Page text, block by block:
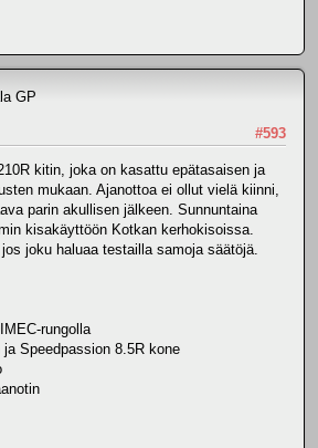
GP
#593
kitin, joka on kasattu epätasaisen ja
mukaan. Ajanottoa ei ollut vielä kiinni,
parin akullisen jälkeen. Sunnuntaina
kisakäyttöön Kotkan kerhokisoissa.
joku haluaa testailla samoja säätöjä.
rungolla
Speedpassion 8.5R kone